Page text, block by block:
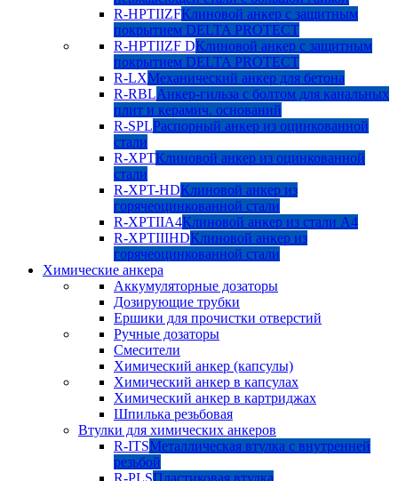
R-HPTIIZFКлиновой анкер с защитным
покрытием DELTA PROTECT
R-HPTIIZF DКлиновой анкер с защитным
покрытием DELTA PROTECT
R-LXМеханический анкер для бетона
R-RBLАнкер-гильза с болтом для канальных
плит и керамич. оснований
R-SPLРаспорный анкер из оцинкованной
стали
R-XPTКлиновой анкер из оцинкованной
стали
R-XPT-HDКлиновой анкер из
горячеоцинкованной стали
R-XPTIIA4Клиновой анкер из стали А4
R-XPTIIIHDКлиновой анкер из
горячеоцинкованной стали
Химические анкера
Аккумуляторные дозаторы
Дозирующие трубки
Ершики для прочистки отверстий
Ручные дозаторы
Смесители
Химический анкер (капсулы)
Химический анкер в капсулах
Химический анкер в картриджах
Шпилька резьбовая
Втулки для химических анкеров
R-ITSМеталлическая втулка с внутренней
резьбой
R-PLSПластиковая втулка